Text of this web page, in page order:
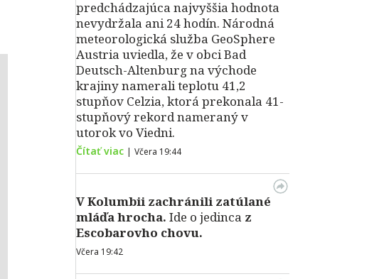
predchádzajúca najvyššia hodnota
nevydržala ani 24 hodín. Národná
meteorologická služba GeoSphere
Austria uviedla, že v obci Bad
Deutsch-Altenburg na východe
krajiny namerali teplotu 41,2
stupňov Celzia, ktorá prekonala 41-
stupňový rekord nameraný v
utorok vo Viedni.
Čítať viac | Včera 19:44
V Kolumbii zachránili zatúlané
mláďa hrocha. Ide o jedinca z
Escobarovho chovu.
Včera 19:42